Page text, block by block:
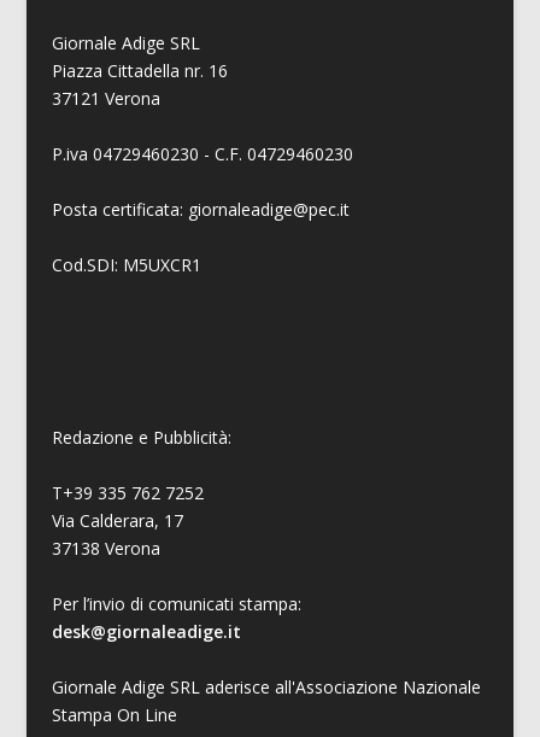
Giornale Adige SRL
Piazza Cittadella nr. 16
37121 Verona
P.iva 04729460230 - C.F. 04729460230
Posta certificata: giornaleadige@pec.it
Cod.SDI: M5UXCR1
Redazione e Pubblicità:
T+39 335 762 7252
Via Calderara, 17
37138 Verona
Per l’invio di comunicati stampa:
desk@giornaleadige.it
Giornale Adige SRL aderisce all'Associazione Nazionale
Stampa On Line